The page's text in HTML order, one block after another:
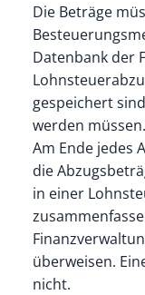
Die Beträge
Datenbank der
gespeichert
werden müssen.
Am Ende jedes
die
in einer
überweisen.
nicht.